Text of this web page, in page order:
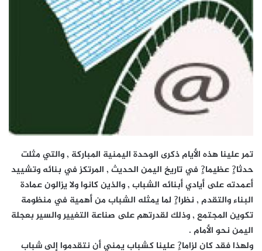
تمر علينا هذه الأيام ذكرى الوحدة اليمنية المباركة , والتي مثلت
حدثا?ٍ عظيما?ٍ في تاريخ اليمن الحديث , المرتكز في بنائه وتشييد
أعمدته على أيادي أبنائه الشباب , والذين كانوا ولا يزالون عمادة
البناء والتقدم , نظرا?ٍ لما يمثله الشباب من أهمية في منظومة
تكوين المجتمع , وذلك لقدرتهم على صناعة التغيير والسير بعجلة
اليمن نحو الأمام .
ولهذا فقد كان لزاما?ٍ علينا كشباب يمني أن نتقدموا إلى شباب